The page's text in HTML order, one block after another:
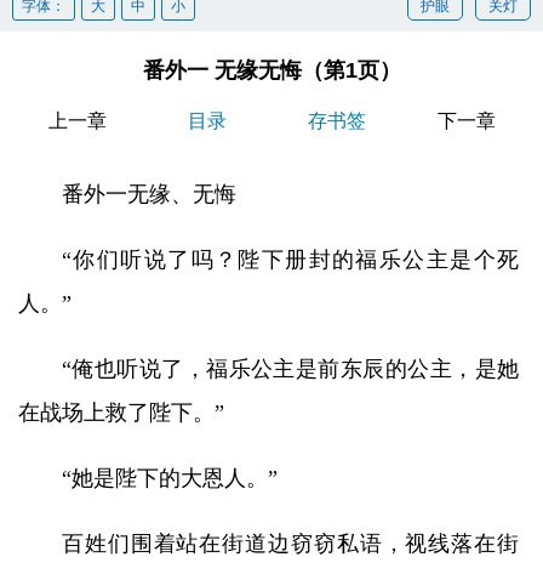
关灯
护眼
字体： 大 中 小
番外一 无缘无悔（第1页）
上一章 目录 存书签 下一章
番外一无缘、无悔
“你们听说了吗？陛下册封的福乐公主是个死
人。”
“俺也听说了，福乐公主是前东辰的公主，是她
在战场上救了陛下。”
“她是陛下的大恩人。”
百姓们围着站在街道边窃窃私语，视线落在街